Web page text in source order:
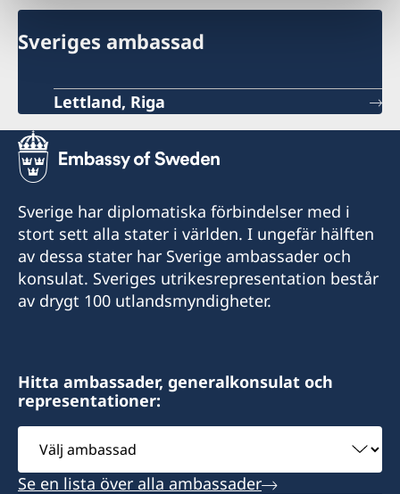
Sveriges ambassad
Lettland, Riga
Sverige har diplomatiska förbindelser med i
stort sett alla stater i världen. I ungefär hälften
av dessa stater har Sverige ambassader och
konsulat. Sveriges utrikesrepresentation består
av drygt 100 utlandsmyndigheter.
Hitta ambassader, generalkonsulat och
representationer:
ambassad
Se en lista över alla ambassader